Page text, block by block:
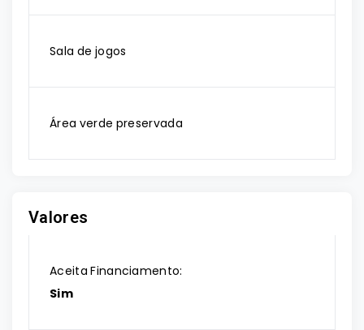
Sala de jogos
Área verde preservada
Valores
Aceita Financiamento:
Sim